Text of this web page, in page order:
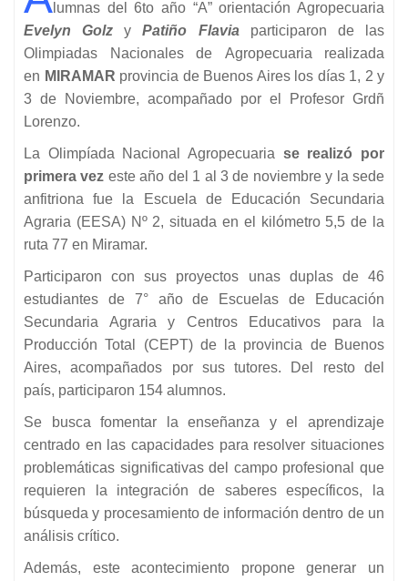
lumnas del 6to año “A” orientación Agropecuaria
Evelyn Golz yPatiño Flavia participaron de las
Olimpiadas Nacionales de Agropecuaria realizada
en MIRAMAR provincia de Buenos Aires los días 1, 2 y
3 de Noviembre, acompañado por el Profesor Grdñ
Lorenzo.
La Olimpíada Nacional Agropecuaria se realizó por
primera vez este año del 1 al 3 de noviembre y la sede
anfitriona fue la Escuela de Educación Secundaria
Agraria (EESA) Nº 2, situada en el kilómetro 5,5 de la
ruta 77 en Miramar.
Participaron con sus proyectos unas duplas de 46
estudiantes de 7° año de Escuelas de Educación
Secundaria Agraria y Centros Educativos para la
Producción Total (CEPT) de la provincia de Buenos
Aires, acompañados por sus tutores. Del resto del
país, participaron 154 alumnos.
Se busca fomentar la enseñanza y el aprendizaje
centrado en las capacidades para resolver situaciones
problemáticas significativas del campo profesional que
requieren la integración de saberes específicos, la
búsqueda y procesamiento de información dentro de un
análisis crítico.
Además, este acontecimiento propone generar un